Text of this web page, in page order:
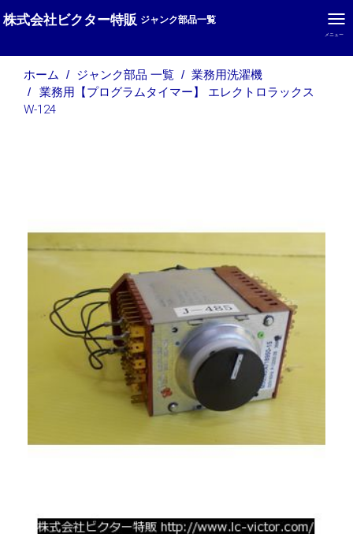
メニュー
株式会社ビクター特販 ジャンク部品一覧
ホーム ジャンク部品 一覧 業務用洗濯機
業務用【プログラムタイマー】 エレクトロラックス
W-124